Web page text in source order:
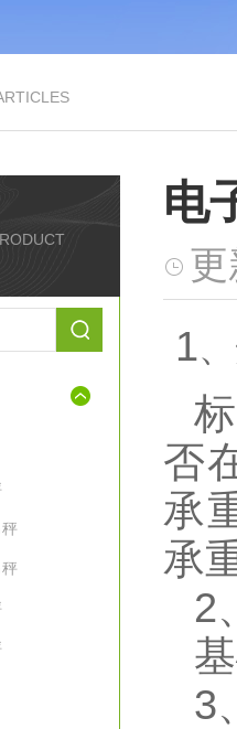
电
1
否
承
承
2
3